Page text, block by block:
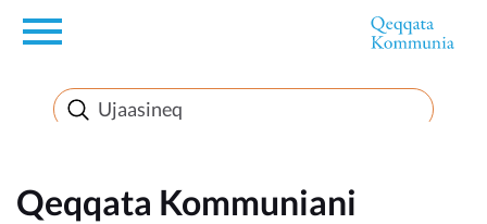
en
Innuttaasunut
Inuussutissarsiorneq
Qeqqata Kommuniani